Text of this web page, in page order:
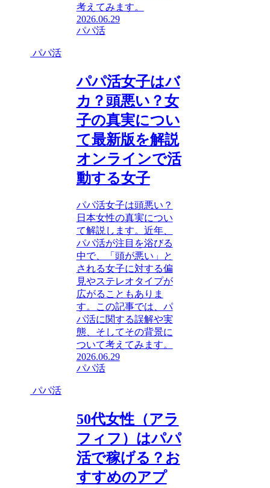
考えてみます。
2026.06.29
パパ活
パパ活
パパ活女子はバ
カ？頭悪い？女
子の真実につい
て最新版を解説
オンラインで活
動する女子
パパ活女子は頭悪い？
日本女性の真実につい
て解説します。近年、
パパ活が注目を浴びる
中で、「頭が悪い」と
される女子に対する偏
見やステレオタイプが
広がることもありま
す。この記事では、パ
パ活に関する誤解や実
態、そしてその背景に
ついて考えてみます。
2026.06.29
パパ活
パパ活
50代女性（アラ
フィフ）はパパ
活で稼げる？お
すすめのアプ